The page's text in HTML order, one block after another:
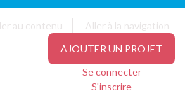
au contenu
Aller à la navigation
AJOUTER UN PROJET
Se connecter
S'inscrire